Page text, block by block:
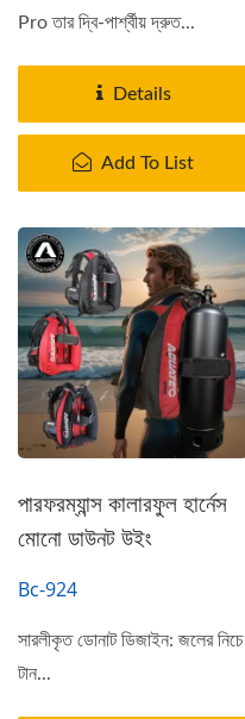
Pro তার দ্বি-পার্শ্বীয় দ্রুত...
Details
Add To List
পারফরম্যান্স কালারফুল হার্নেস
মোনো ডাউনট উইং
Bc-924
সারলীকৃত ডোনাট ডিজাইন: জলের নিচে
টান...